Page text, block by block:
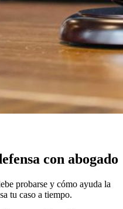
con abogado
probarse y cómo ayuda la
tu caso a tiempo.